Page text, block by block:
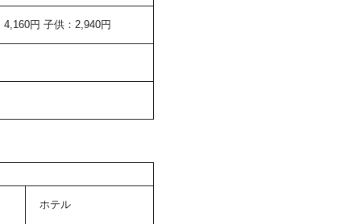
円 子供：2,940円
ホテル